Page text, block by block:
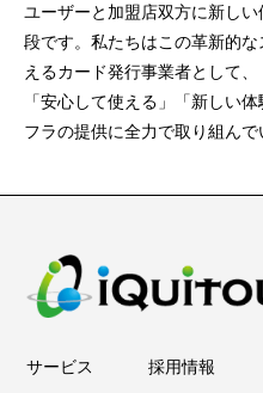
ユーザーと加盟店双方に新し
段です。私たちはこの革新的
えるカード発行事業者として、
「安心して使える」「新しい
フラの提供に全力で取り組んで
サービス 採用情報